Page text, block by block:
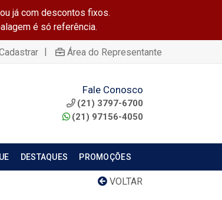
já com descontos fixos.
é só referência.
| Área do Representante
Fale Conosco
(21) 3797-6700
(21) 97156-4050
DESTAQUES PROMOÇÕES
VOLTAR